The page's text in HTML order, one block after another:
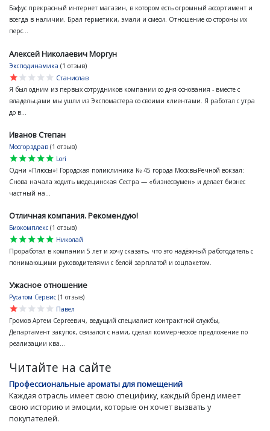
Бафус прекрасный интернет магазин, в котором есть огромный ассортимент и
всегда в наличии. Брал герметики, эмали и смеси. Отношение со стороны их
перс...
Алексей Николаевич Моргун
Эксподинамика (1 отзыв)
star
star
star
star
star
Станислав
Я был одним из первых сотрудников компании со дня основания - вместе с
владельцами мы ушли из Экспомастера со своими клиентами. Я работал с утра
до в...
Иванов Степан
Мосгорздрав (1 отзыв)
star
star
star
star
star
Lori
Одни «Плюсы»! Городская поликлиника № 45 города МосквыРечной вокзал:
Снова начала ходить медецинская Сестра — «бизнесвумен» и делает бизнес
частный на...
Отличная компания. Рекомендую!
Биокомплекс (1 отзыв)
star
star
star
star
star
Николай
Проработал в компании 5 лет и хочу сказать, что это надёжный работодатель с
понимающими руководителями с белой зарплатой и соцпакетом.
Ужасное отношение
Русатом Сервис (1 отзыв)
star
star
star
star
star
Павел
Громов Артем Сергеевич, ведущий специалист контрактной службы,
Департамент закупок, связался с нами, сделал коммерческое предложение по
реализации ква...
Читайте на сайте
Профессиональные ароматы для помещений
Каждая отрасль имеет свою специфику, каждый бренд имеет
свою историю и эмоции, которые он хочет вызвать у
покупателей.